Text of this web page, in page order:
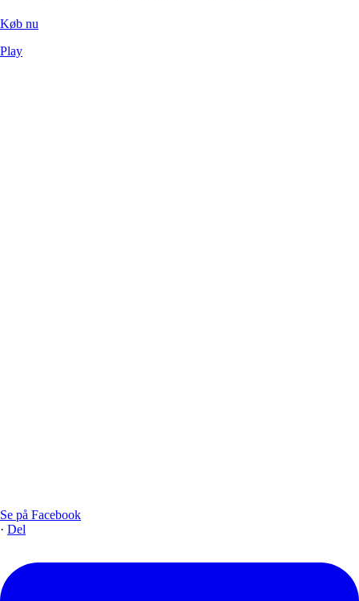
Køb nu
Play
Se på Facebook
· Del